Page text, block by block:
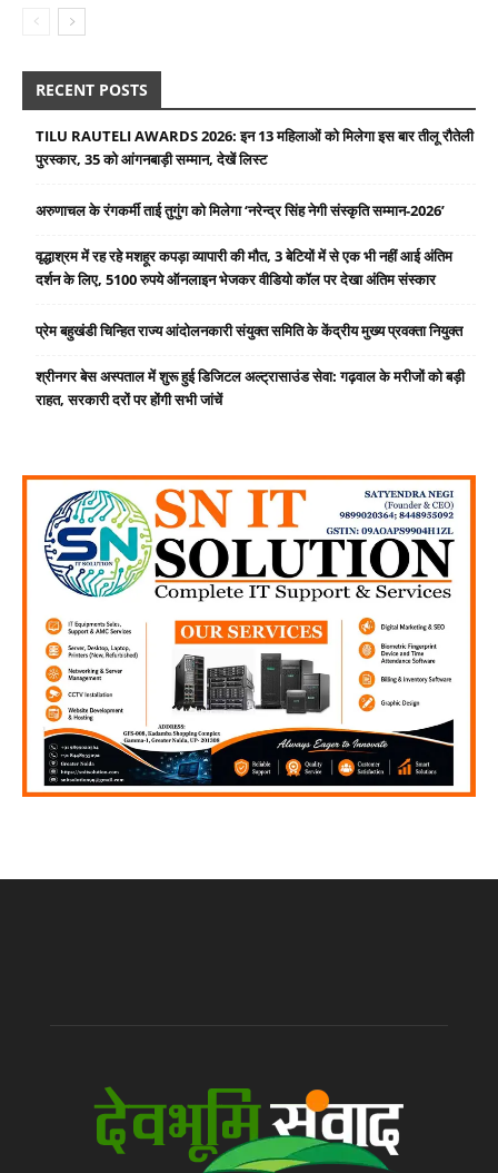
RECENT POSTS
TILU RAUTELI AWARDS 2026: इन 13 महिलाओं को मिलेगा इस बार तीलू रौतेली
पुरस्कार, 35 को आंगनबाड़ी सम्मान, देखें लिस्ट
अरुणाचल के रंगकर्मी ताई तुगुंग को मिलेगा ‘नरेन्द्र सिंह नेगी संस्कृति सम्मान-2026’
वृद्धाश्रम में रह रहे मशहूर कपड़ा व्यापारी की मौत, 3 बेटियों में से एक भी नहीं आई अंतिम
दर्शन के लिए, 5100 रुपये ऑनलाइन भेजकर वीडियो कॉल पर देखा अंतिम संस्कार
प्रेम बहुखंडी चिन्हित राज्य आंदोलनकारी संयुक्त समिति के केंद्रीय मुख्य प्रवक्ता नियुक्त
श्रीनगर बेस अस्पताल में शुरू हुई डिजिटल अल्ट्रासाउंड सेवा: गढ़वाल के मरीजों को बड़ी
राहत, सरकारी दरों पर होंगी सभी जांचें